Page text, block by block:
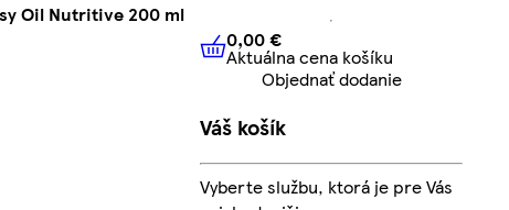
Oil Nutritive 200 ml
0,00 € Aktuálna cena košíku
0,00 €
Aktuálna cena košíku
Objednať dodanie
Váš košík
Vyberte službu, ktorá je pre Vás